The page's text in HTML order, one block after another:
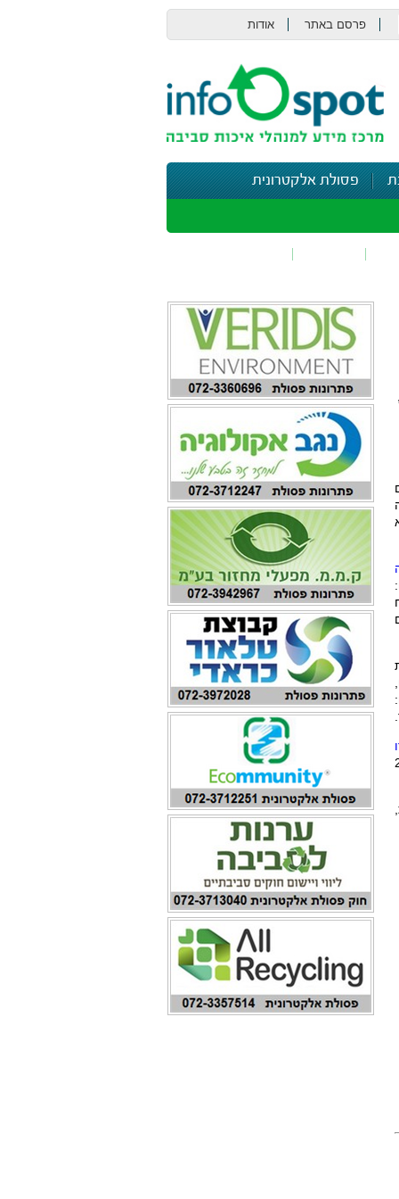
פרסם באתר אודות
פסולת אלקטרונית